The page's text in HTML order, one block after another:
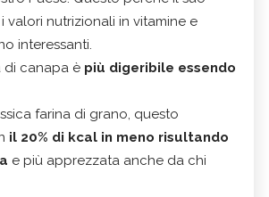
valori nutrizionali in vitamine e
interessanti.
di canapa è più digeribile essendo
farina di grano, questo
il 20% di kcal in meno risultando
e più apprezzata anche da chi